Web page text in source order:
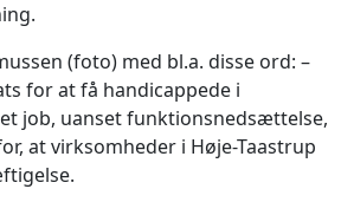
(foto) med bl.a. disse ord: –
for at få handicappede i
job, uanset funktionsnedsættelse,
at virksomheder i Høje-Taastrup